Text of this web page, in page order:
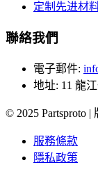
定制先进材
聯絡我們
電子郵件:
地址: 11 龍
© 2025 Partsproto |
服務條款
隱私政策